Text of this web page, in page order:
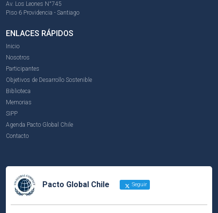
Av. Los Leones N°745
Piso 6 Providencia - Santiago
ENLACES RÁPIDOS
Inicio
Nosotros
Participantes
Objetivos de Desarrollo Sostenible
Biblioteca
Memorias
SIPP
Agenda Pacto Global Chile
Contacto
Pacto Global Chile Seguir